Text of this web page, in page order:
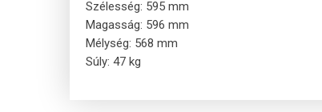
Szélesség: 595 mm
Magasság: 596 mm
Mélység: 568 mm
Súly: 47 kg